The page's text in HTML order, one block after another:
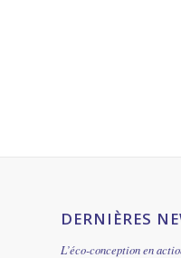
DERNIÈRES
L’éco-conception en